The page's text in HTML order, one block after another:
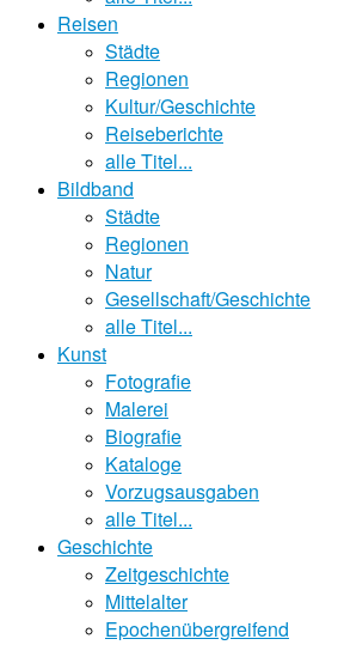
Reisen
Städte
Regionen
Kultur/Geschichte
Reiseberichte
alle Titel...
Bildband
Städte
Regionen
Natur
Gesellschaft/Geschichte
alle Titel...
Kunst
Fotografie
Malerei
Biografie
Kataloge
Vorzugsausgaben
alle Titel...
Geschichte
Zeitgeschichte
Mittelalter
Epochenübergreifend